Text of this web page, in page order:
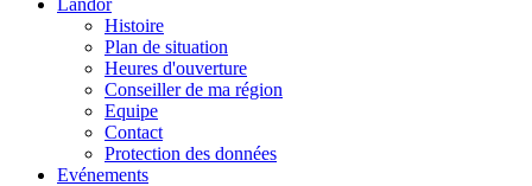
Landor
Histoire
Plan de situation
Heures d'ouverture
Conseiller de ma région
Equipe
Contact
Protection des données
Evénements